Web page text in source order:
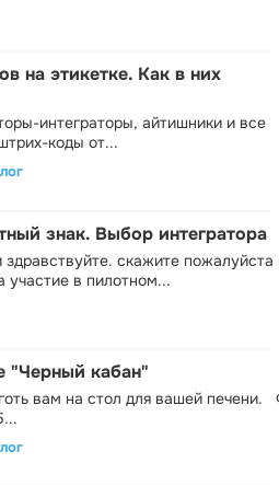
на этикетке. Как в них
интеграторы, айтишники и все
коды от...
знак. Выбор интегратора
скажите пожалуйста
участие в пилотном...
"Черный кабан"
вам на стол для вашей печени.